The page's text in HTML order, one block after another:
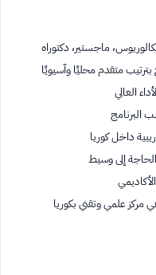
ماجستير، دكتوراه
متقدم محليًا وآسيويًا
العالي
البرنامج
داخل كوريا
إلى وسيط
علمي وتقني بكوريا